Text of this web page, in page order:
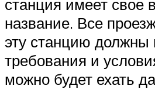
станция имеет свое
название. Все
эту станцию должны
требования и
можно будет ехать